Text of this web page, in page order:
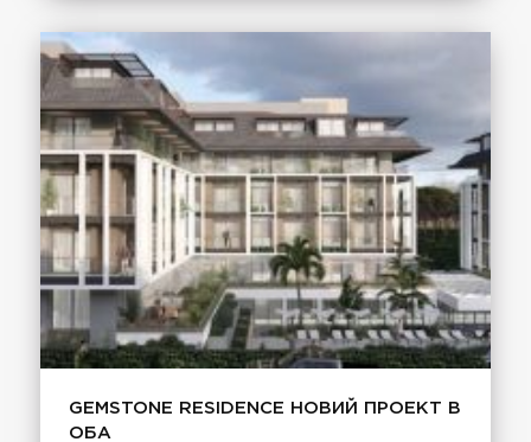
GEMSTONE RESIDENCE НОВИЙ ПРОЕКТ В
ОБА